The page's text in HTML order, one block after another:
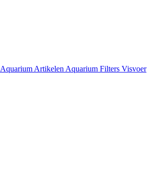
Aquarium Artikelen Aquarium Filters Visvoer